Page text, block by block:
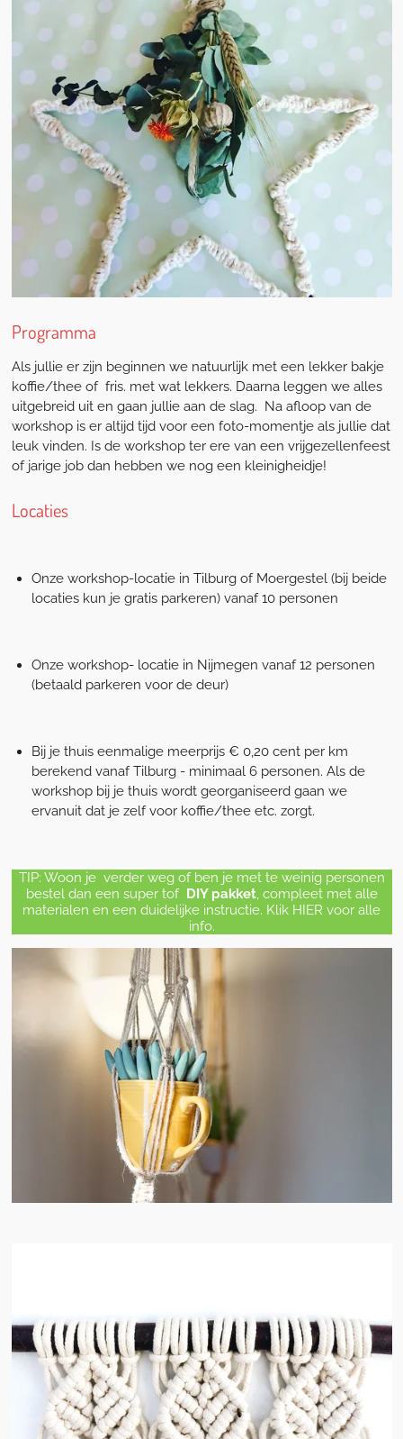
Programma
Als jullie er zijn beginnen we natuurlijk met een lekker bakje
koffie/thee of fris. met wat lekkers. Daarna leggen we alles
uitgebreid uit en gaan jullie aan de slag. Na afloop van de
workshop is er altijd tijd voor een foto-momentje als jullie dat
leuk vinden. Is de workshop ter ere van een vrijgezellenfeest
of jarige job dan hebben we nog een kleinigheidje!
Locaties
Onze workshop-locatie in Tilburg of Moergestel (bij beide
locaties kun je gratis parkeren) vanaf 10 personen
Onze workshop- locatie in Nijmegen vanaf 12 personen
(betaald parkeren voor de deur)
Bij je thuis eenmalige meerprijs € 0,20 cent per km
berekend vanaf Tilburg - minimaal 6 personen. Als de
workshop bij je thuis wordt georganiseerd gaan we
ervanuit dat je zelf voor koffie/thee etc. zorgt.
TIP: Woon je verder weg of ben je met te weinig personen
bestel dan een super tof DIY pakket, compleetmet alle
materialen en een duidelijke instructie. Klik HIER voor alle
info.